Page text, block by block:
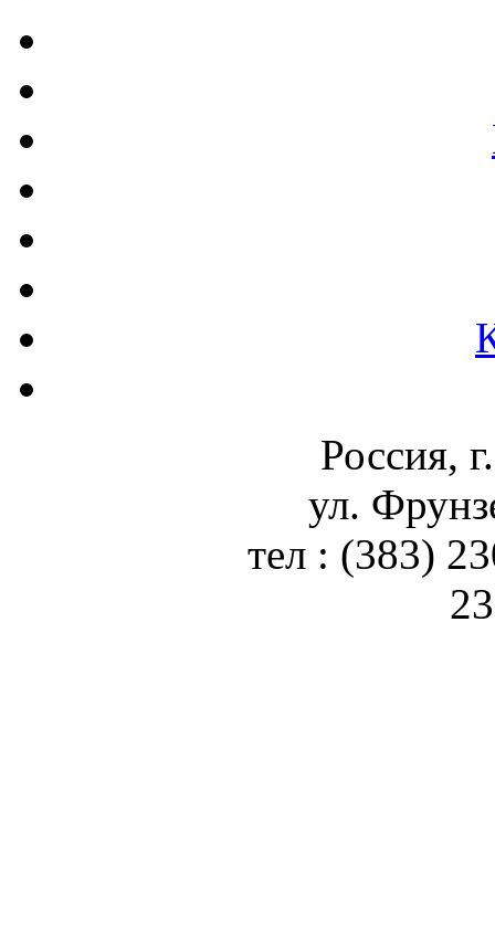
Россия,
ул.
тел : (383)